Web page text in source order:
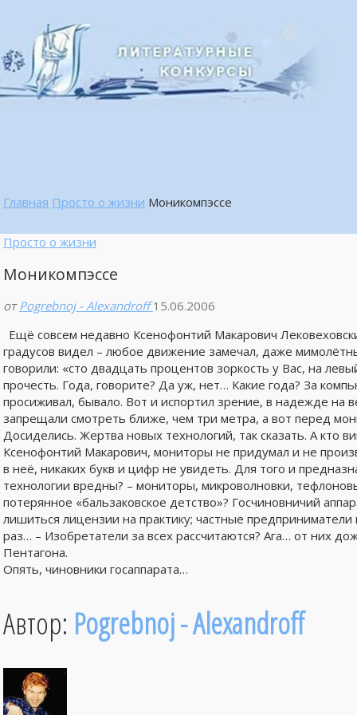
Главная Просто о жизни Моникомпэссе
Просто о жизни
Моникомпэссе
от Pogrebnoj - Alexandroff 15.06.2006
Ещё совсем недавно Ксенофонтий Макарович
градусов видел – любое движение замечал, даже
говорили: «сто двадцать процентов зоркость у Вас, на
прочесть. Года, говорите? Да уж, нет… Какие года? За
просиживал, бывало. Вот и испортил зрение, в надежде на
запрещали смотреть ближе, чем три метра, а вот перед
Досиделись. Жертва новых технологий, так сказать. А кто
Ксенофонтий Макарович, мониторы не придумал и не
в неё, никаких букв и цифр не увидеть. Для того и
технологии вредны? – мониторы, микроволновки,
потерянное «бальзаковское детство»? Госчиновничий
лишиться лицензии на практику; частные
раз… – Изобретатели за всех рассчитаются? Ага… от них
Пентагона.
Опять, чиновники госаппарата…
Автор: Pogrebnoj - Alexandroff